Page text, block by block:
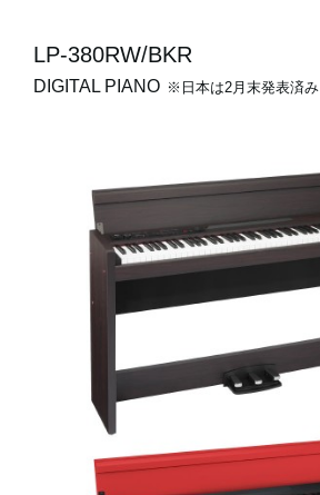
LP-380RW/BKR
DIGITAL PIANO ※日本は2月末発表済み